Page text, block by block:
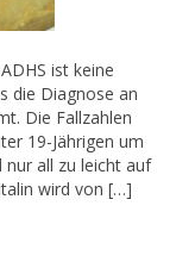
ist keine
die Diagnose an
Die Fallzahlen
19-Jährigen um
nur all zu leicht auf
wird von […]